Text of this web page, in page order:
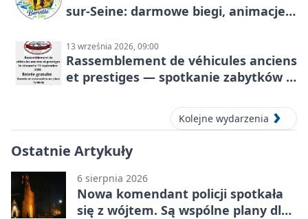
sur-Seine: darmowe biegi, animacje i
13 września 2026, 09:00
Rassemblement de véhicules anciens
et prestiges — spotkanie zabytków i
Kolejne wydarzenia
Ostatnie Artykuły
6 sierpnia 2026
Nowa komendant policji spotkała
się z wójtem. Są wspólne plany dla